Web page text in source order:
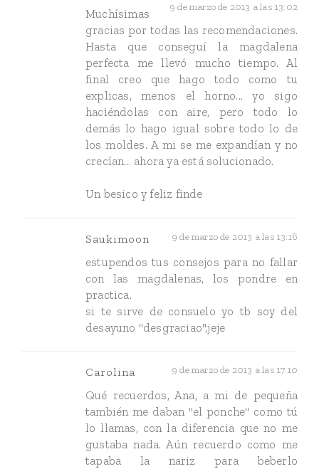
9 de marzo de 2013 a las 13:02
Muchísimas
gracias por todas las recomendaciones.
Hasta que conseguí la magdalena
perfecta me llevó mucho tiempo. Al
final creo que hago todo como tu
explicas, menos el horno... yo sigo
haciéndolas con aire, pero todo lo
demás lo hago igual sobre todo lo de
los moldes. A mi se me expandían y no
crecían... ahora ya está solucionado.
Un besico y feliz finde
Saukimoon 9 de marzo de 2013 a las 13:16
estupendos tus consejos para no fallar
con las magdalenas, los pondre en
practica.
si te sirve de consuelo yo tb soy del
desayuno "desgraciao",jeje
Carolina 9 de marzo de 2013 a las 17:10
Qué recuerdos, Ana, a mi de pequeña
también me daban "el ponche" como tú
lo llamas, con la diferencia que no me
gustaba nada. Aún recuerdo como me
tapaba la nariz para beberlo